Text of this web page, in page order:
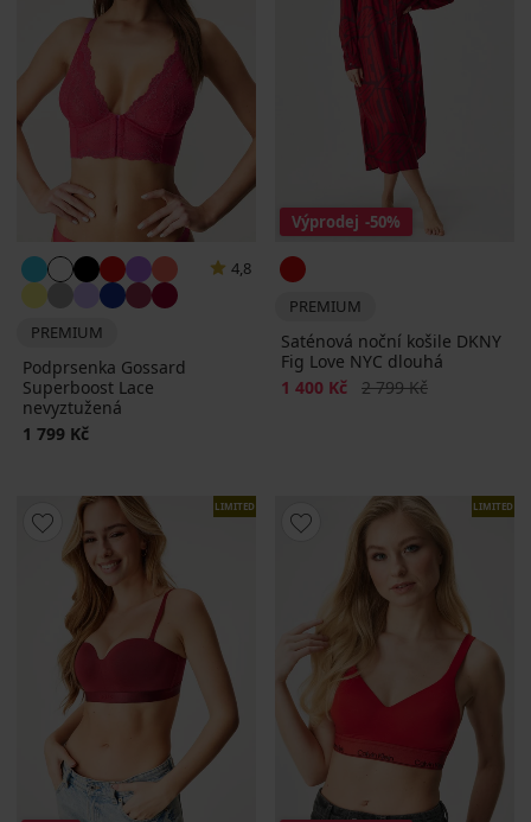
4,8
PREMIUM
Podprsenka Gossard
Superboost Lace
nevyztužená
1 799 Kč
Výprodej -50%
PREMIUM
Saténová noční košile DKNY
Fig Love NYC dlouhá
Sleva
1 400 Kč Původní cena
2 799 Kč
LIMITED LIMITED